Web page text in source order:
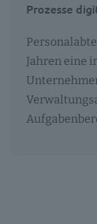
Prozesse
Jahren eine